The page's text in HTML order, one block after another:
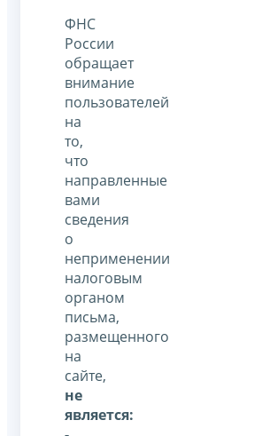
ФНС
России
обращает
внимание
пользователей
на
то,
что
направленные
вами
сведения
о
неприменении
налоговым
органом
письма,
размещенного
на
сайте,
не
является: